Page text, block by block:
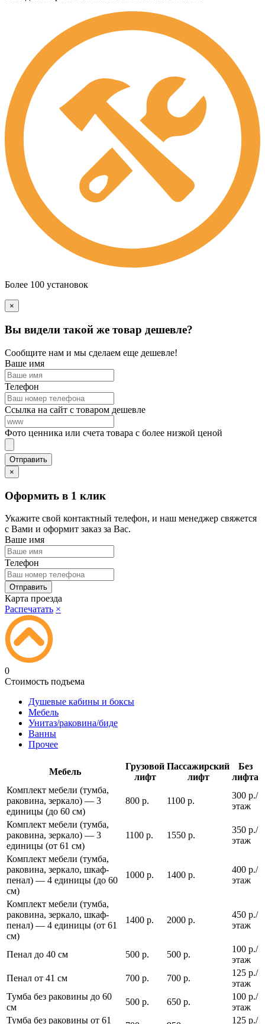
Более 100 установок
×
Вы видели такой же товар дешевле?
Сообщите нам и мы сделаем еще дешевле!
Ваше имя
Телефон
Ссылка на сайт с товаром дешевле
Фото ценника или счета товара с более низкой ценой
×
Оформить в 1 клик
Укажите свой контактный телефон, и наш менеджер свяжется
с Вами и оформит заказ за Вас.
Ваше имя
Телефон
Карта проезда
Распечатать ×
0
Стоимость подъема
Душевые кабины и боксы
Мебель
Унитаз/раковина/биде
Ванны
Прочее
Мебель
Грузовой
лифт
Пассажирский
лифт
Без
лифта
Комплект мебели (тумба,
раковина, зеркало) — 3
единицы (до 60 см)
800 р. 1100 р.
300 р./
этаж
Комплект мебели (тумба,
раковина, зеркало) — 3
единицы (от 61 см)
1100 р. 1550 р.
350 р./
этаж
Комплект мебели (тумба,
раковина, зеркало, шкаф-
пенал) — 4 единицы (до 60
см)
1000 р. 1400 р.
400 р./
этаж
Комплект мебели (тумба,
раковина, зеркало, шкаф-
пенал) — 4 единицы (от 61
см)
1400 р. 2000 р.
450 р./
этаж
Пенал до 40 см 500 р. 500 р.
100 р./
этаж
Пенал от 41 см
700 р. 700 р.
125 р./
этаж
Тумба без раковины до 60
см
500 р. 650 р.
100 р./
этаж
Тумба без раковины от 61
125 р./